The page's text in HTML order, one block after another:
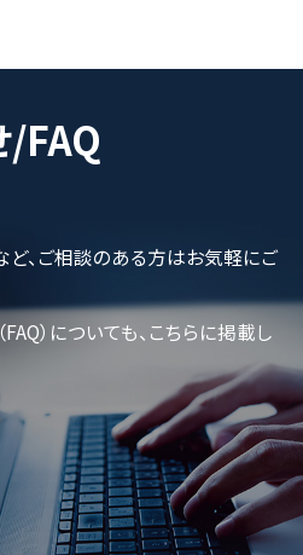
FAQ
、ご相談のある方はお気軽にご
）についても、こちらに掲載し